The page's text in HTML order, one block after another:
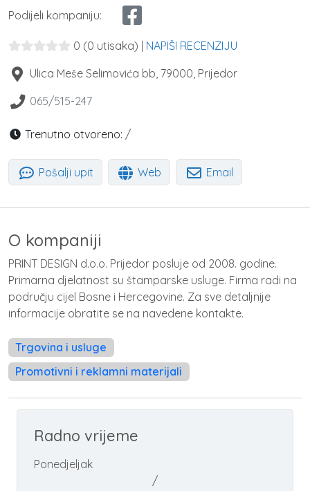
Podijeli kompaniju:
0 (0 utisaka) | NAPIŠI RECENZIJU
Ulica Meše Selimovića bb 79000 Prijedor
065/515-247
Trenutno otvoreno: /
Pošalji upit Web Email
O kompaniji
PRINT DESIGN d.o.o. Prijedor posluje od 2008. godine.
Primarna djelatnost su štamparske usluge. Firma radi na
području cijel Bosne i Hercegovine. Za sve detaljnije
informacije obratite se na navedene kontakte.
Trgovina i usluge
Promotivni i reklamni materijali
Radno vrijeme
Ponedjeljak
/